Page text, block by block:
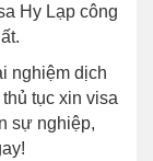
Hy Lạp công
nghiệm dịch
tục xin visa
sự nghiệp,